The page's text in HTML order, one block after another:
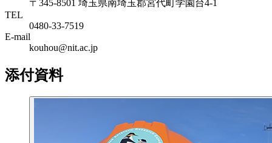
〒345-8501 埼玉県南埼玉郡宮代町学園台4-1
TEL
0480-33-7519
E-mail
kouhou@nit.ac.jp
添付資料